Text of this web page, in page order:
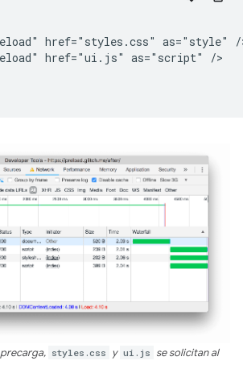
href="styles.css" as="style"
href="ui.js" as="script" />
styles.css y ui.js se solicitan al